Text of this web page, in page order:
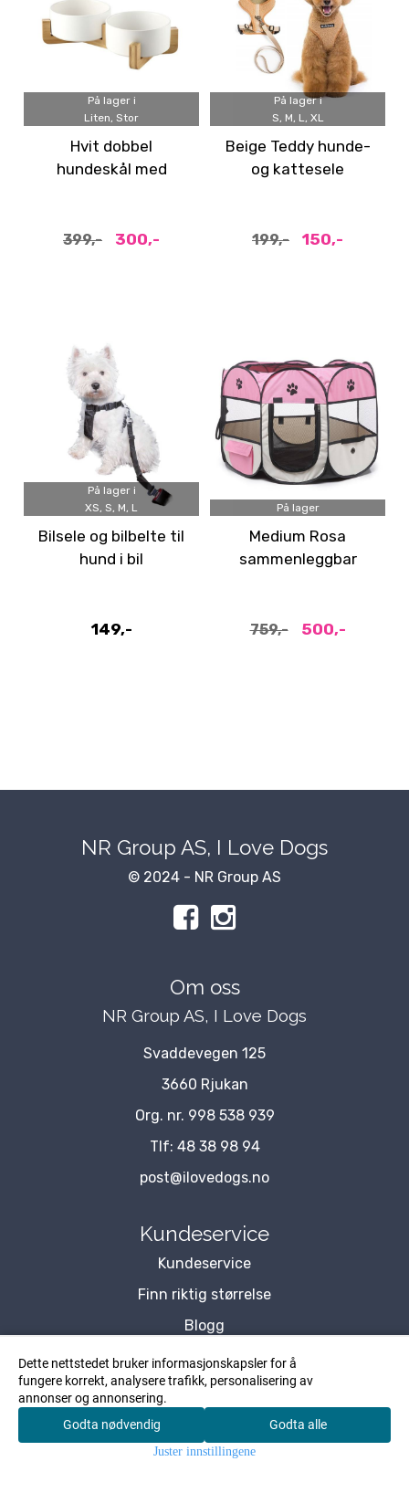
Søk
På lager i
Liten, Stor
Hvit dobbel
hundeskål med
399,- 300,-
På lager i
S, M, L, XL
Beige Teddy hunde-
og kattesele
199,- 150,-
På lager i
XS, S, M, L
Bilsele og bilbelte til
hund i bil
149,-
På lager
Medium Rosa
sammenleggbar
759,- 500,-
Dette nettstedet bruker informasjonskapsler for å
fungere korrekt, analysere trafikk, personalisering av
annonser og annonsering.
Godta nødvendig
Godta alle
Juster innstillingene
NR Group AS, I Love Dogs
© 2024 - NR Group AS
Om oss
NR Group AS, I Love Dogs
Svaddevegen 125
3660 Rjukan
Org. nr. 998 538 939
Tlf: 48 38 98 94
post@ilovedogs.no
Kundeservice
Kundeservice
Finn riktig størrelse
Blogg
Om Oss
Kontakt Oss
Personvernserklæring